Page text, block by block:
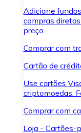
Adicione
compras
preço.
Comprar com
Cartão de
Use cartões
criptomoedas.
Comprar com
Loja - Cartões-